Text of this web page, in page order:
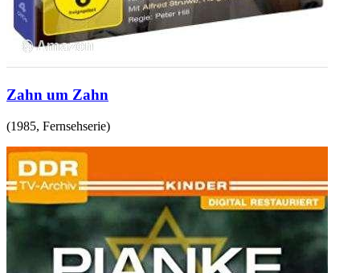
Zahn um Zahn
(1985, Fernsehserie)